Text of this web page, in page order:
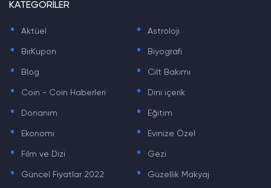
KATEGORİLER
. Aktüel . Astroloji
. BirKupon . Biyografi
. Blog . Cilt Bakımı
. Coin - Coin Haberleri . Dini içerik
. Donanım . Eğitim
. Ekonomi . Evinize Özel
. Film ve Dizi . Gezi
. Güncel Fiyatlar 2022 . Güzellik Makyaj